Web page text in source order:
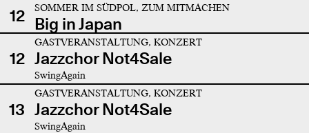
12
SOMMER IM SÜDPOL, ZUM MITMACHEN
Big in Japan
12
GASTVERANSTALTUNG, KONZERT
Jazzchor Not4Sale
SwingAgain
13
GASTVERANSTALTUNG, KONZERT
Jazzchor Not4Sale
SwingAgain